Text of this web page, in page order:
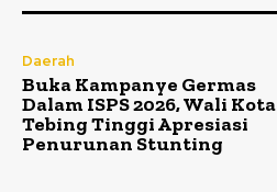
Daerah
Buka Kampanye Germas
Dalam ISPS 2026, Wali Kota
Tebing Tinggi Apresiasi
Penurunan Stunting